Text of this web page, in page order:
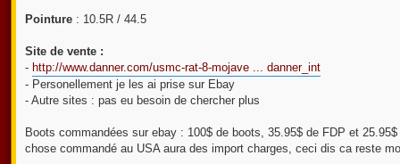
Pointure : 10.5R / 44.5
Site de vente :
- http://www.danner.com/usmc-rat-8-mojave ... danner_int
- Personellement je les ai prise sur Ebay
- Autre sites : pas eu besoin de chercher plus
Boots commandées sur ebay : 100$ de boots, 35.95$ de FDP et
chose commandé au USA aura des import charges, ceci dis ca reste